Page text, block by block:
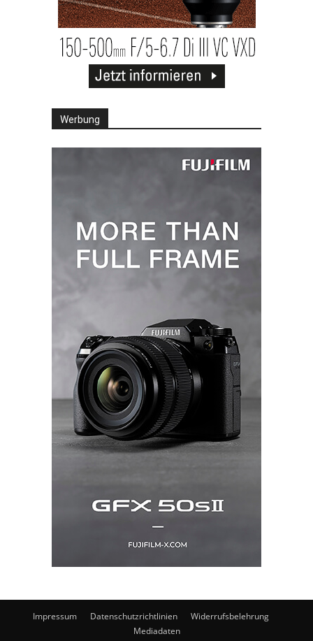
Werbung
Impressum Datenschutzrichtlinien
Widerrufsbelehrung
Mediadaten